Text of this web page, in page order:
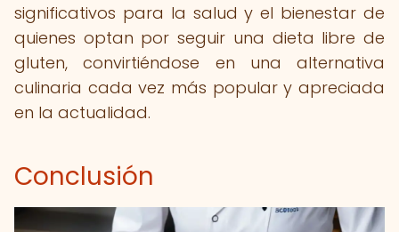
significativos para la salud y el bienestar de
quienes optan por seguir una dieta libre de
gluten, convirtiéndose en una alternativa
culinaria cada vez más popular y apreciada
en la actualidad.
Conclusión